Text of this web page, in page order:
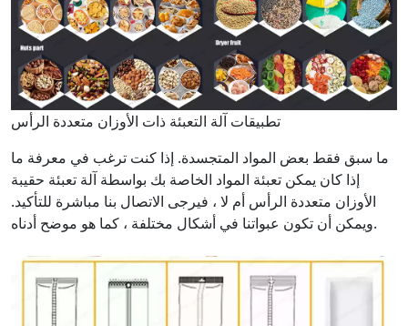
تطبيقات آلة التعبئة ذات الأوزان متعددة الرأس
ما سبق فقط بعض المواد المتجسدة. إذا كنت ترغب في معرفة ما
إذا كان يمكن تعبئة المواد الخاصة بك بواسطة آلة تعبئة حقيبة
الأوزان متعددة الرأس أم لا ، فيرجى الاتصال بنا مباشرة للتأكيد.
ويمكن أن تكون عبواتنا في أشكال مختلفة ، كما هو موضح أدناه.